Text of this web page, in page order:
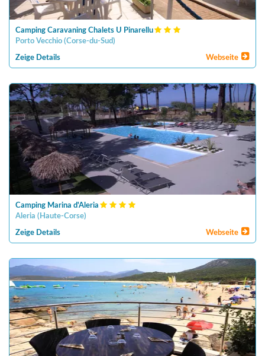
Camping Caravaning Chalets U Pinarellu
Porto Vecchio (Corse-du-Sud)
Zeige Details Webseite
Camping Marina d'Aleria
Aleria ( Haute-Corse)
Zeige Details Webseite